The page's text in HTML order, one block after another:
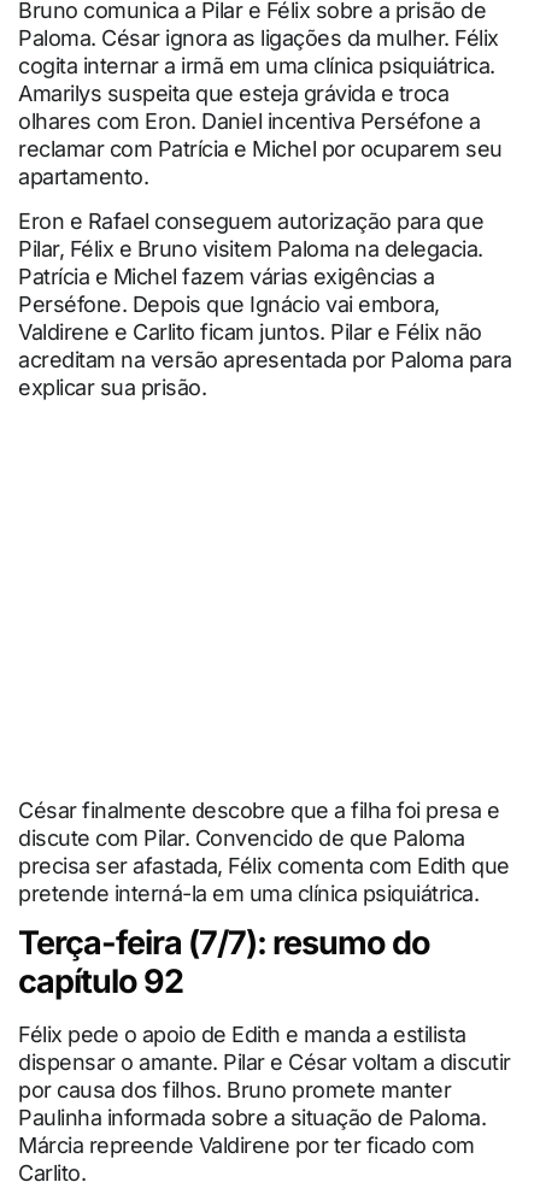
Bruno comunica a Pilar e Félix sobre a prisão de
Paloma. César ignora as ligações da mulher. Félix
cogita internar a irmã em uma clínica psiquiátrica.
Amarilys suspeita que esteja grávida e troca
olhares com Eron. Daniel incentiva Perséfone a
reclamar com Patrícia e Michel por ocuparem seu
apartamento.
Eron e Rafael conseguem autorização para que
Pilar, Félix e Bruno visitem Paloma na delegacia.
Patrícia e Michel fazem várias exigências a
Perséfone. Depois que Ignácio vai embora,
Valdirene e Carlito ficam juntos. Pilar e Félix não
acreditam na versão apresentada por Paloma para
explicar sua prisão.
César finalmente descobre que a filha foi presa e
discute com Pilar. Convencido de que Paloma
precisa ser afastada, Félix comenta com Edith que
pretende interná-la em uma clínica psiquiátrica.
Terça-feira (7/7): resumo do
capítulo 92
Félix pede o apoio de Edith e manda a estilista
dispensar o amante. Pilar e César voltam a discutir
por causa dos filhos. Bruno promete manter
Paulinha informada sobre a situação de Paloma.
Márcia repreende Valdirene por ter ficado com
Carlito.